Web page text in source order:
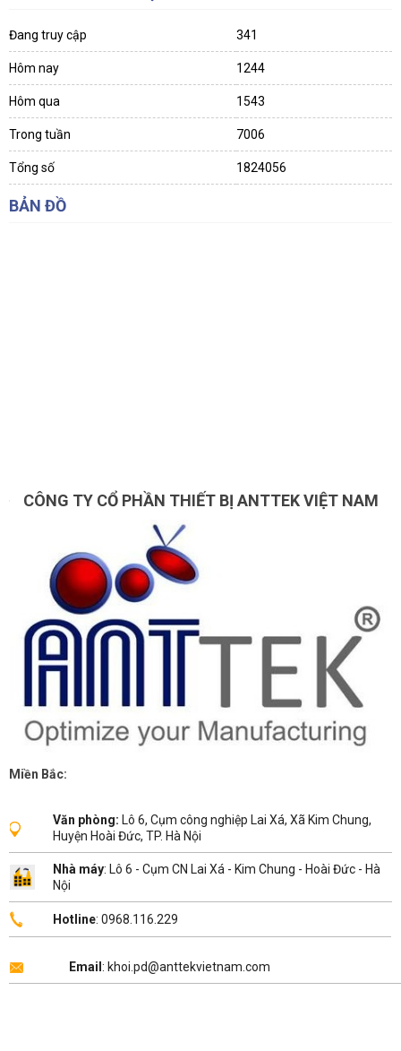
Đang truy cập 341
Hôm nay 1244
Hôm qua 1543
Trong tuần 7006
Tổng số 1824056
BẢN ĐỒ
CÔNG TY CỔ PHẦN THIẾT BỊ ANTTEK VIỆT NAM
Miền Bắc:
Văn phòng: Lô 6, Cụm công nghiệp Lai Xá, Xã Kim Chung,
Huyện Hoài Đức, TP. Hà Nội
Nhà máy: Lô 6 - Cụm CN Lai Xá - Kim Chung - Hoài Đức - Hà
Nội
Hotline: 0968.116.229
Email : khoi.pd@anttekvietnam.com